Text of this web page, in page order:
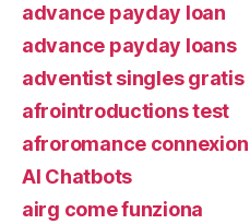
advance payday loan
advance payday loans
adventist singles gratis
afrointroductions test
afroromance connexion
AI Chatbots
airg come funziona